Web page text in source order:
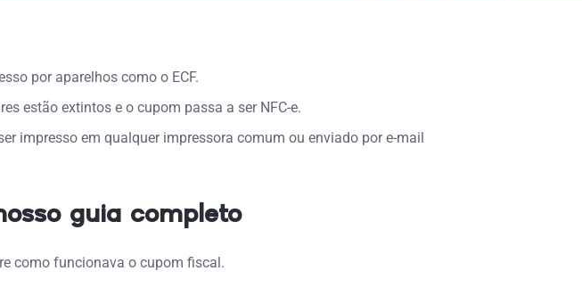
por aparelhos como o ECF.
estão extintos e o cupom passa a ser NFC-e.
impresso em qualquer impressora comum ou enviado por e-mail
guia completo
como funcionava o cupom fiscal.